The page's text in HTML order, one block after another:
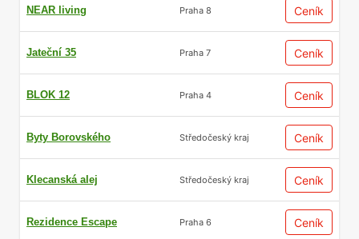
NEAR living Praha 8 Ceník
Jateční 35 Praha 7 Ceník
BLOK 12 Praha 4 Ceník
Byty Borovského Středočeský kraj Ceník
Klecanská alej Středočeský kraj Ceník
Rezidence Escape Praha 6 Ceník